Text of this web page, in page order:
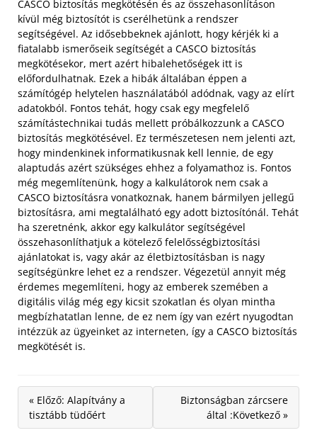
CASCO biztosítás megkötésén és az összehasonlításon
kívül még biztosítót is cserélhetünk a rendszer
segítségével. Az idősebbeknek ajánlott, hogy kérjék ki a
fiatalabb ismerőseik segítségét a CASCO biztosítás
megkötésekor, mert azért hibalehetőségek itt is
előfordulhatnak. Ezek a hibák általában éppen a
számítógép helytelen használatából adódnak, vagy az elírt
adatokból. Fontos tehát, hogy csak egy megfelelő
számítástechnikai tudás mellett próbálkozzunk a CASCO
biztosítás megkötésével. Ez természetesen nem jelenti azt,
hogy mindenkinek informatikusnak kell lennie, de egy
alaptudás azért szükséges ehhez a folyamathoz is. Fontos
még megemlítenünk, hogy a kalkulátorok nem csak a
CASCO biztosításra vonatkoznak, hanem bármilyen jellegű
biztosításra, ami megtalálható egy adott biztosítónál. Tehát
ha szeretnénk, akkor egy kalkulátor segítségével
összehasonlíthatjuk a kötelező felelősségbiztosítási
ajánlatokat is, vagy akár az életbiztosításban is nagy
segítségünkre lehet ez a rendszer. Végezetül annyit még
érdemes megemlíteni, hogy az emberek szemében a
digitális világ még egy kicsit szokatlan és olyan mintha
megbízhatatlan lenne, de ez nem így van ezért nyugodtan
intézzük az ügyeinket az interneten, így a CASCO biztosítás
megkötését is.
« Előző: Alapítvány a
tisztább tüdőért
Biztonságban zárcsere
által :Következő »